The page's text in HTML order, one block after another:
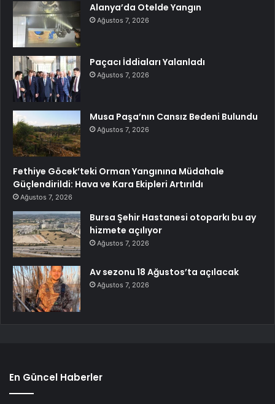
Alanya’da Otelde Yangın
Ağustos 7, 2026
Paçacı İddiaları Yalanladı
Ağustos 7, 2026
Musa Paşa’nın Cansız Bedeni Bulundu
Ağustos 7, 2026
Fethiye Göcek’teki Orman Yangınına Müdahale
Güçlendirildi: Hava ve Kara Ekipleri Artırıldı
Ağustos 7, 2026
Bursa Şehir Hastanesi otoparkı bu ay
hizmete açılıyor
Ağustos 7, 2026
Av sezonu 18 Ağustos’ta açılacak
Ağustos 7, 2026
En Güncel Haberler